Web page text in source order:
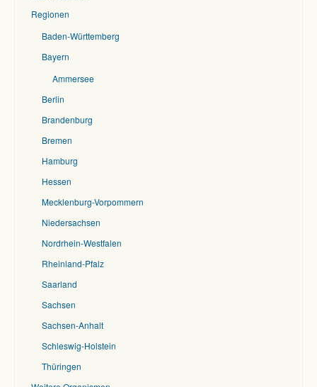
Regionen
Baden-Württemberg
Bayern
Ammersee
Berlin
Brandenburg
Bremen
Hamburg
Hessen
Mecklenburg-Vorpommern
Niedersachsen
Nordrhein-Westfalen
Rheinland-Pfalz
Saarland
Sachsen
Sachsen-Anhalt
Schleswig-Holstein
Thüringen